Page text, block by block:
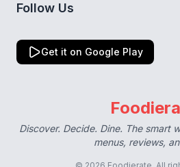
Follow Us
Get it on Google Play
Discover. Decide. Dine. The smart
menus, reviews,